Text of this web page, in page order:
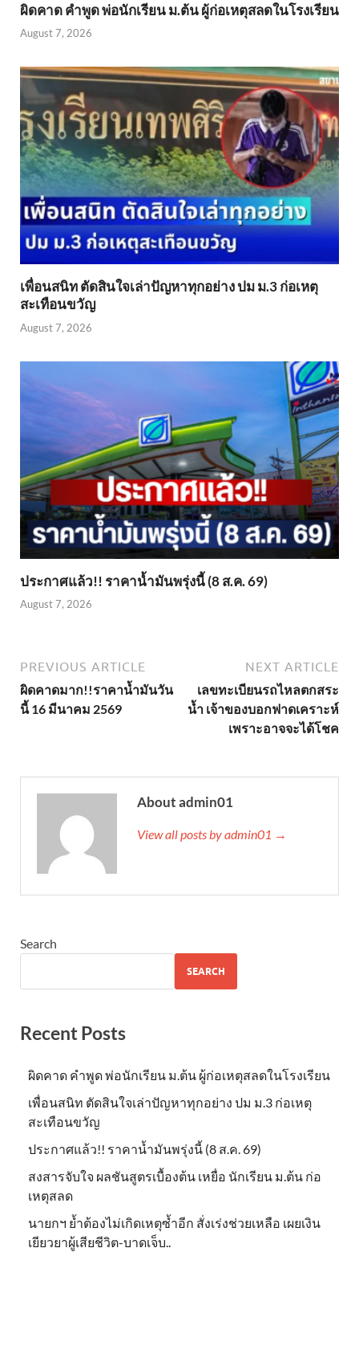
ผิดคาด คำพูด พ่อนักเรียน ม.ต้น ผู้ก่อเหตุสลดในโรงเรียน
August 7, 2026
เพื่อนสนิท ตัดสินใจเล่าปัญหาทุกอย่าง ปม ม.3 ก่อเหตุ
สะเทือนขวัญ
August 7, 2026
ประกาศแล้ว!! ราคาน้ำมันพรุ่งนี้ (8 ส.ค. 69)
August 7, 2026
PREVIOUS ARTICLE
ผิดคาดมาก!!ราคานํ้ามันวัน
นี้ 16 มีนาคม 2569
NEXT ARTICLE
เลขทะเบียนรถไหลตกสระ
น้ำ เจ้าของบอกฟาดเคราะห์
เพราะอาจจะได้โชค
About admin01
View all posts by admin01 →
Search
SEARCH
Recent Posts
ผิดคาด คำพูด พ่อนักเรียน ม.ต้น ผู้ก่อเหตุสลดในโรงเรียน
เพื่อนสนิท ตัดสินใจเล่าปัญหาทุกอย่าง ปม ม.3 ก่อเหตุ
สะเทือนขวัญ
ประกาศแล้ว!! ราคาน้ำมันพรุ่งนี้ (8 ส.ค. 69)
สงสารจับใจ ผลชันสูตรเบื้องต้น เหยื่อ นักเรียน ม.ต้น ก่อ
เหตุสลด
นายกฯ ย้ำต้องไม่เกิดเหตุซ้ำอีก สั่งเร่งช่วยเหลือ เผยเงิน
เยียวยาผู้เสียชีวิต-บาดเจ็บ..